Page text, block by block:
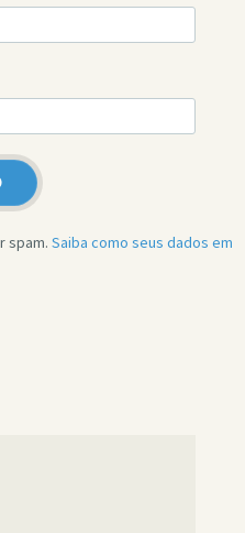
spam. Saiba como seus dados em